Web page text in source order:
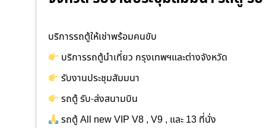
บริการรถตู้ให้เช่าพร้อมคนขับ
บริการรถตู้นำเที่ยว กรุงเทพฯและต่างจังหวัด
รับงานประชุมสัมมนา
รถตู้ รับ-ส่งสนามบิน
รถตู้ All new VIP V8 , V9 , และ 13 ที่นั่ง